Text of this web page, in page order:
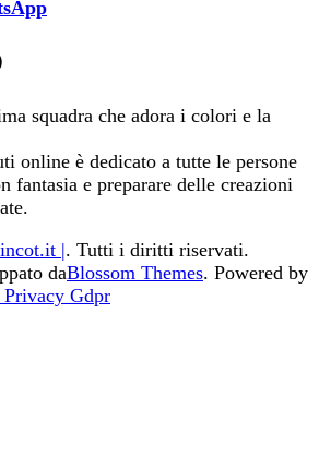
squadra che adora i colori e la
online è dedicato a tutte le persone
fantasia e preparare delle creazioni
|. Tutti i diritti riservati.
daBlossom Themes. Powered by
Privacy Gdpr